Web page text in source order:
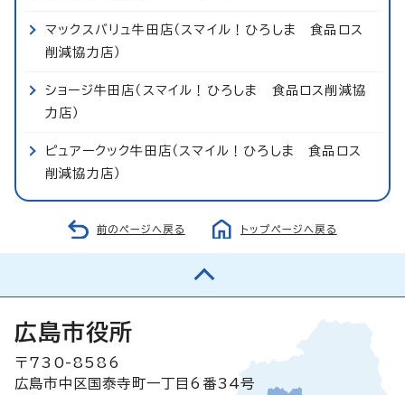
マックスバリュ牛田店（スマイル！ひろしま 食品ロス
削減協力店）
ショージ牛田店（スマイル！ひろしま 食品ロス削減協
力店）
ピュアークック牛田店（スマイル！ひろしま 食品ロス
削減協力店）
前のページへ戻る トップページへ戻る
広島市役所
〒730-8586
広島市中区国泰寺町一丁目6番34号